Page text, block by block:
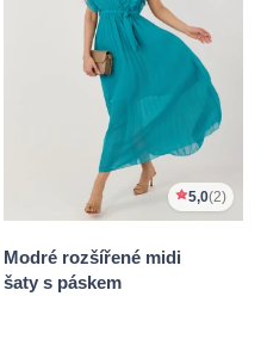
5,0(2)
Modré rozšířené midi
šaty s páskem